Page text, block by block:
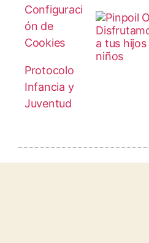
Configuraci
ón de
Cookies
Protocolo
Infancia y
Juventud
© 2026 todos los